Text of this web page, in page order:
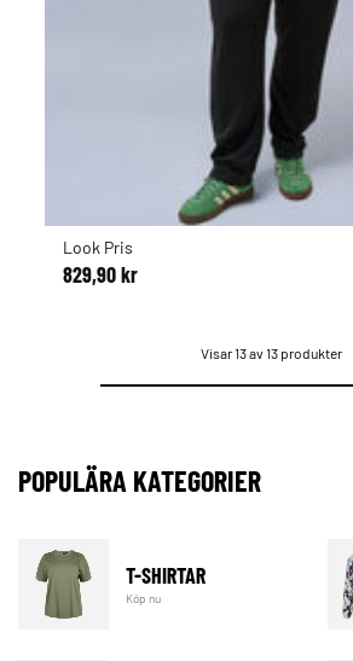
Look Pris
829,90 kr
Visar 13 av 13 produkter
POPULÄRA KATEGORIER
T-SHIRTAR
Köp nu